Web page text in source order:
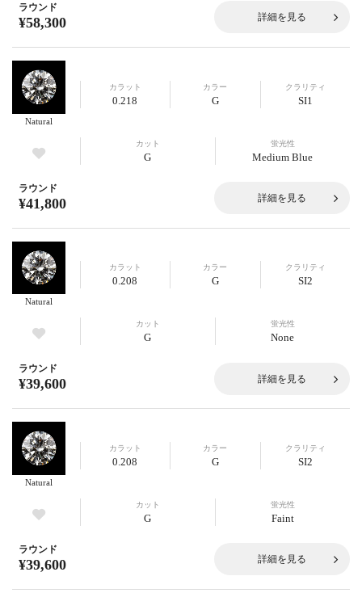
ラウンド
¥58,300 詳細を見る
Natural
カラット
0.218
カラー
G
クラリティ
SI1
カット
G
蛍光性
Medium Blue
ラウンド
¥41,800 詳細を見る
Natural
カラット
0.208
カラー
G
クラリティ
SI2
カット
G
蛍光性
None
ラウンド
¥39,600 詳細を見る
Natural
カラット
0.208
カラー
G
クラリティ
SI2
カット
G
蛍光性
Faint
ラウンド
¥39,600 詳細を見る